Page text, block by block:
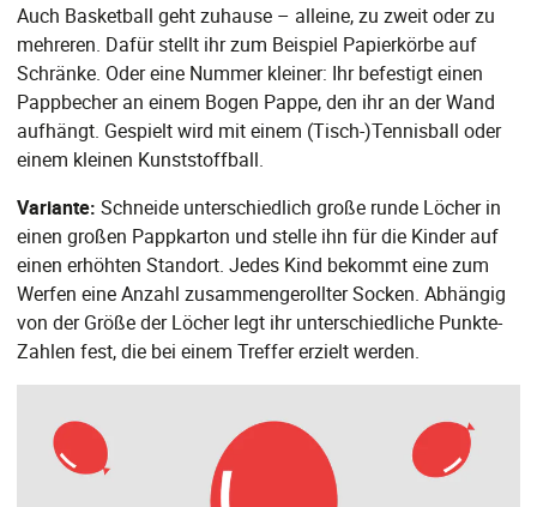
Auch Basketball geht zuhause – alleine, zu zweit oder zu
mehreren. Dafür stellt ihr zum Beispiel Papierkörbe auf
Schränke. Oder eine Nummer kleiner: Ihr befestigt einen
Pappbecher an einem Bogen Pappe, den ihr an der Wand
aufhängt. Gespielt wird mit einem (Tisch-)Tennisball oder
einem kleinen Kunststoffball.
Variante: Schneide unterschiedlich große runde Löcher in
einen großen Pappkarton und stelle ihn für die Kinder auf
einen erhöhten Standort. Jedes Kind bekommt eine zum
Werfen eine Anzahl zusammengerollter Socken. Abhängig
von der Größe der Löcher legt ihr unterschiedliche Punkte-
Zahlen fest, die bei einem Treffer erzielt werden.